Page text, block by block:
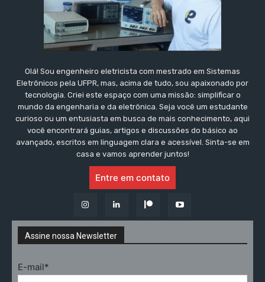
Olá! Sou engenheiro eletricista com mestrado em Sistemas
Eletrônicos pela UFPR, mas, acima de tudo, sou apaixonado por
tecnologia. Criei este espaço com uma missão: simplificar o
mundo da engenharia e da eletrônica. Seja você um estudante
curioso ou um entusiasta em busca de mais conhecimento, aqui
você encontrará guias, artigos e discussões do básico ao
avançado, escritos em linguagem clara e acessível. Sinta-se em
casa e vamos aprender juntos!
Entre em contato
Assine nossa Newsletter
E-mail*